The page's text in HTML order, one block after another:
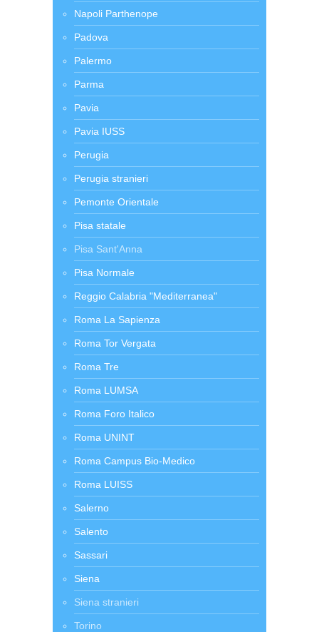
Napoli Parthenope
Padova
Palermo
Parma
Pavia
Pavia IUSS
Perugia
Perugia stranieri
Pemonte Orientale
Pisa statale
Pisa Sant'Anna
Pisa Normale
Reggio Calabria "Mediterranea"
Roma La Sapienza
Roma Tor Vergata
Roma Tre
Roma LUMSA
Roma Foro Italico
Roma UNINT
Roma Campus Bio-Medico
Roma LUISS
Salerno
Salento
Sassari
Siena
Siena stranieri
Torino